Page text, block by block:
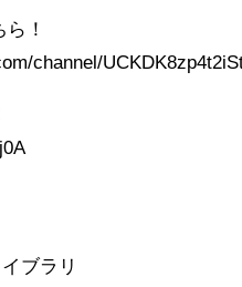
ら！
channel/
ブラリ